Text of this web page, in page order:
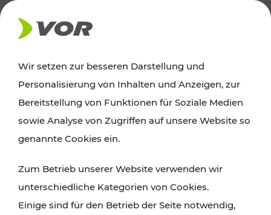
AKTUELLES
Ausflugstipps
Wien, Niederösterreich und das Burgenland
Wanderungen, Kultur und Gastronomie,
Radtouren oder purer Naturgenuss – viele
Attraktionen sind mit den Ticket- und Fahrplan-
Wir setzen zur besseren Darstellung und
Personalisierung von Inhalten und Anzeigen, zur
Bereitstellung von Funktionen für Soziale Medien
sowie Analyse von Zugriffen auf unsere Website so
genannte Cookies ein.
Zum Betrieb unserer Website verwenden wir
unterschiedliche Kategorien von Cookies.
Einige sind für den Betrieb der Seite notwendig,